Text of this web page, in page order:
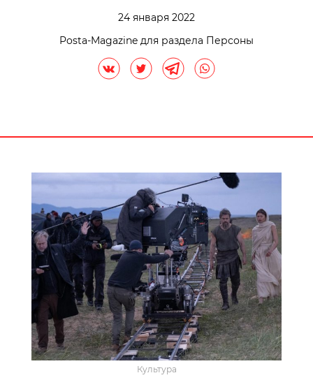
24 января 2022
Posta-Magazine для раздела Персоны
Культура